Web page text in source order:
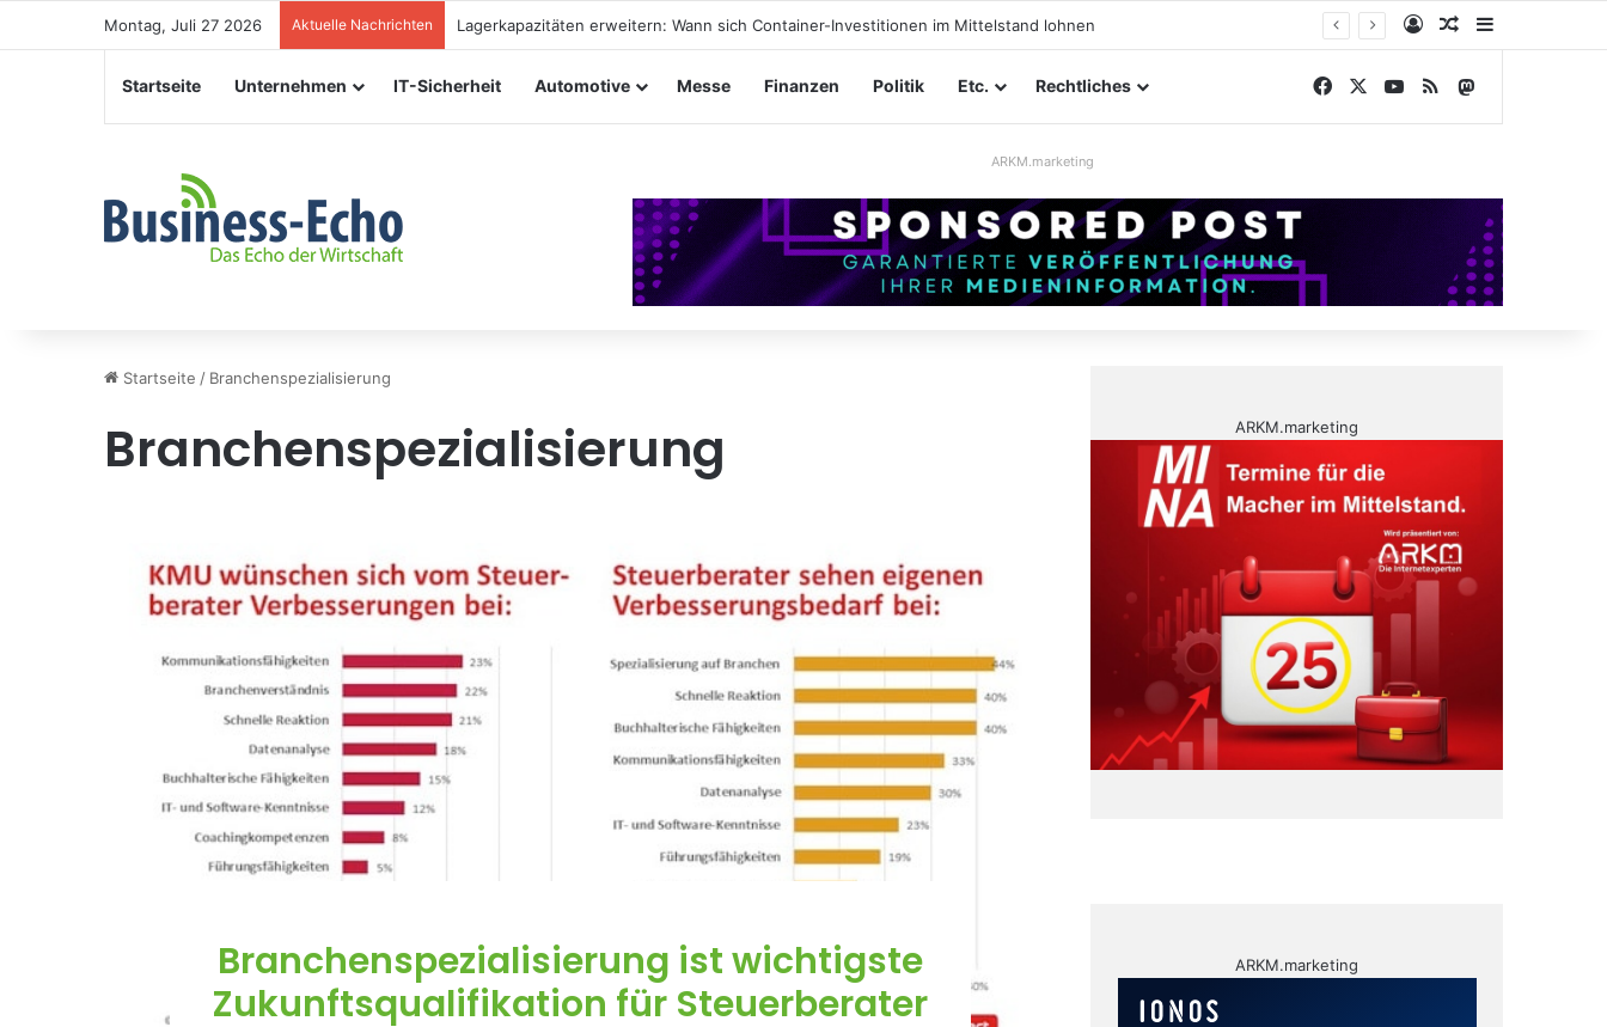
Montag, Juli 27 2026 Aktuelle Nachrichten Veranstaltungssicherheit im Mittelstand: Absperrkonzepte für temporäre Außengelände AnmeldenZufälliger
Startseite Unternehmen IT-Sicherheit Automotive Messe Finanzen Politik Etc. Rechtliches Facebook YouTube
RSS
ARKM.marketing
Startseite / Branchenspezialisierung
Branchenspezialisierung
Branchenspezialisierung ist wichtigste
Zukunftsqualifikation für Steuerberater
ARKM.marketing
ARKM.marketing